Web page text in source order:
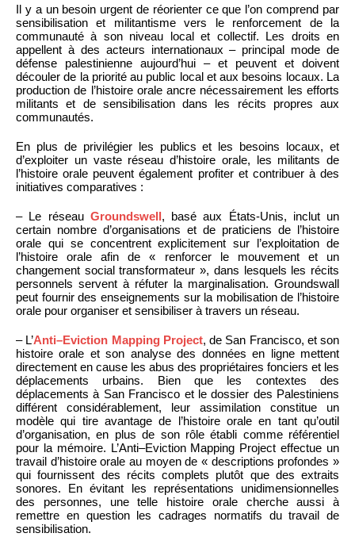
Il y a un besoin urgent de réorienter ce que l’on comprend par
sensibilisation et militantisme vers le renforcement de la
communauté à son niveau local et collectif. Les droits en
appellent à des acteurs internationaux – principal mode de
défense palestinienne aujourd’hui – et peuvent et doivent
découler de la priorité au public local et aux besoins locaux. La
production de l’histoire orale ancre nécessairement les efforts
militants et de sensibilisation dans les récits propres aux
communautés.
En plus de privilégier les publics et les besoins locaux, et
d’exploiter un vaste réseau d’histoire orale, les militants de
l’histoire orale peuvent également profiter et contribuer à des
initiatives comparatives :
– Le réseau Groundswell, basé aux États-Unis, inclut un
certain nombre d’organisations et de praticiens de l’histoire
orale qui se concentrent explicitement sur l’exploitation de
l’histoire orale afin de « renforcer le mouvement et un
changement social transformateur », dans lesquels les récits
personnels servent à réfuter la marginalisation. Groundswall
peut fournir des enseignements sur la mobilisation de l’histoire
orale pour organiser et sensibiliser à travers un réseau.
– L’Anti–Eviction Mapping Project, de San Francisco, et son
histoire orale et son analyse des données en ligne mettent
directement en cause les abus des propriétaires fonciers et les
déplacements urbains. Bien que les contextes des
déplacements à San Francisco et le dossier des Palestiniens
différent considérablement, leur assimilation constitue un
modèle qui tire avantage de l’histoire orale en tant qu’outil
d’organisation, en plus de son rôle établi comme référentiel
pour la mémoire. L’Anti–Eviction Mapping Project effectue un
travail d’histoire orale au moyen de « descriptions profondes »
qui fournissent des récits complets plutôt que des extraits
sonores. En évitant les représentations unidimensionnelles
des personnes, une telle histoire orale cherche aussi à
remettre en question les cadrages normatifs du travail de
sensibilisation.